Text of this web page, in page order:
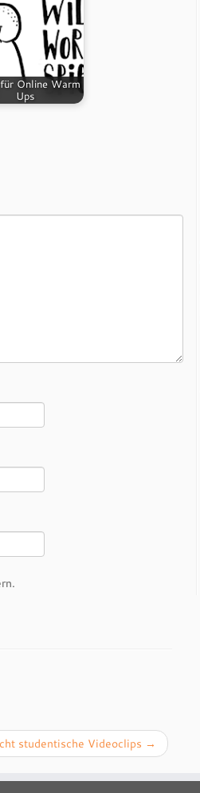
Online Warm
Ups
studentische Videoclips →